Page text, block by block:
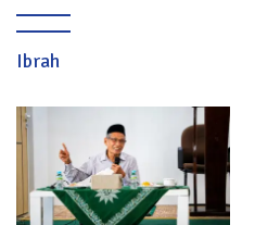
Sukabumi
Ibrah